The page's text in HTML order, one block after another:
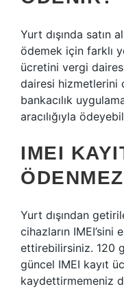
Yurt dışında satın
ödemek için farklı
ücretini vergi
dairesi hizmetlerini
bankacılık
aracılığıyla
IMEI
Yurt dışından
cihazların IMEI’sini
ettirebilirsiniz. 120
güncel IMEI kayıt
kaydettirmemeniz